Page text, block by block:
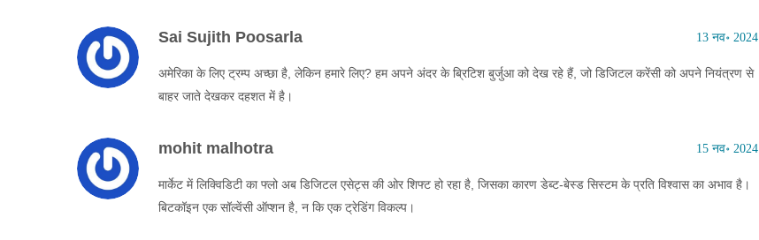
Sai Sujith Poosarla 13 नव॰ 2024
अमेरिका के लिए ट्रम्प अच्छा है, लेकिन हमारे लिए? हम अपने अंदर के ब्रिटिश बुर्जुआ को देख रहे हैं, जो डिजिटल करेंसी को अपने नियंत्रण से
बाहर जाते देखकर दहशत में है।
mohit malhotra 15 नव॰ 2024
मार्केट में लिक्विडिटी का फ्लो अब डिजिटल एसेट्स की ओर शिफ्ट हो रहा है, जिसका कारण डेब्ट-बेस्ड सिस्टम के प्रति विश्वास का अभाव है।
बिटकॉइन एक सॉल्वेंसी ऑप्शन है, न कि एक ट्रेडिंग विकल्प।